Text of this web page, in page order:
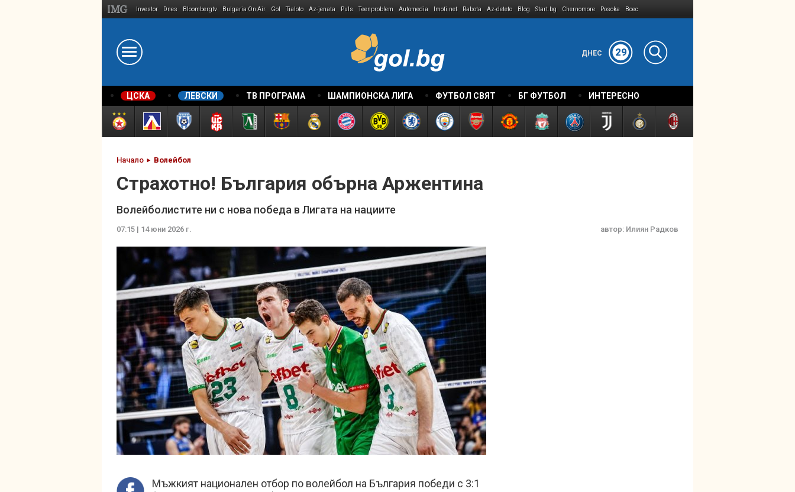
Investor Dnes Bloombergtv Bulgaria On Air Gol Tialoto Az-jenata Puls Teenproblem Automedia Imoti.net Rabota Az-deteto Blog Start.bg Chernomore Posoka Boec
ДНЕС 29
ЦСКА ЛЕВСКИ ТВ ПРОГРАМА ШАМПИОНСКА ЛИГА ФУТБОЛ СВЯТ БГ ФУТБОЛ ИНТЕРЕСНО
Начало Волейбол
Страхотно! България обърна Аржентина
Волейболистите ни с нова победа в Лигата на нациите
07:15 | 14 юни 2026 г. автор: Илиян Радков
Мъжкият национален отбор по волейбол на България победи с 3:1